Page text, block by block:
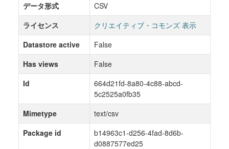
データ形式
CSV
ライセンス
クリエイティブ・コモンズ 表示
Datastore active
False
Has views
False
Id
664d21fd-8a80-4c88-abcd-
5c2525a0fb35
Mimetype
text/csv
Package id
b14963c1-d256-4fad-8d6b-
d0887577ed25